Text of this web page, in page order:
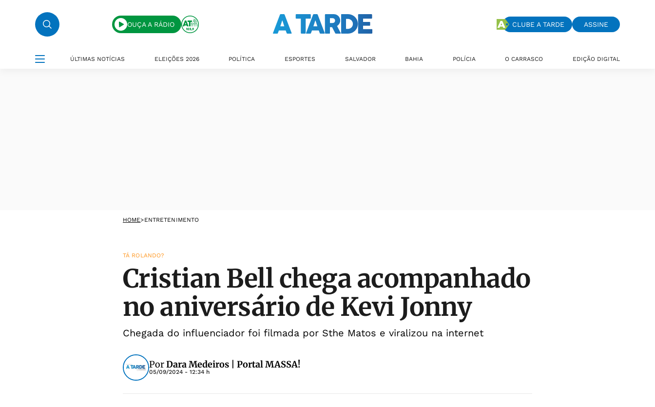
OUÇA A RÁDIO CLUBE A TARDE ASSINE
ÚLTIMAS NOTÍCIAS ELEIÇÕES 2026 POLÍTICA ESPORTES SALVADOR BAHIA POLÍCIA O CARRASCO EDIÇÃO DIGITAL
HOME>ENTRETENIMENTO
TÁ ROLANDO?
Cristian Bell chega acompanhado
no aniversário de Kevi Jonny
Chegada do influenciador foi filmada por Sthe Matos e viralizou na internet
PorDara Medeiros | Portal MASSA!
05/09/2024 - 12:34 h